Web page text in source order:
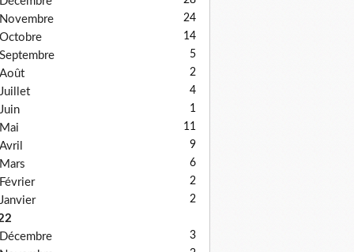
Novembre 24
Octobre 14
Septembre 5
Août 2
Juillet 4
Juin 1
Mai 11
Avril 9
Mars 6
Février 2
Janvier 2
Décembre
3